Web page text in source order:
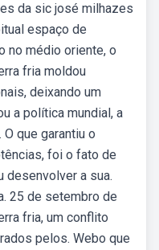
da sic josé milhazes
espaço de
no médio oriente, o
fria moldou
deixando um
a política mundial, a
que garantiu o
foi o fato de
desenvolver a sua.
25 de setembro de
fria, um conflito
pelos. Webo que